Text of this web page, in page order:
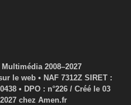
2008–2027
le web • NAF 7312Z SIRET :
• DPO : n°226 / Créé le 03
chez Amen.fr